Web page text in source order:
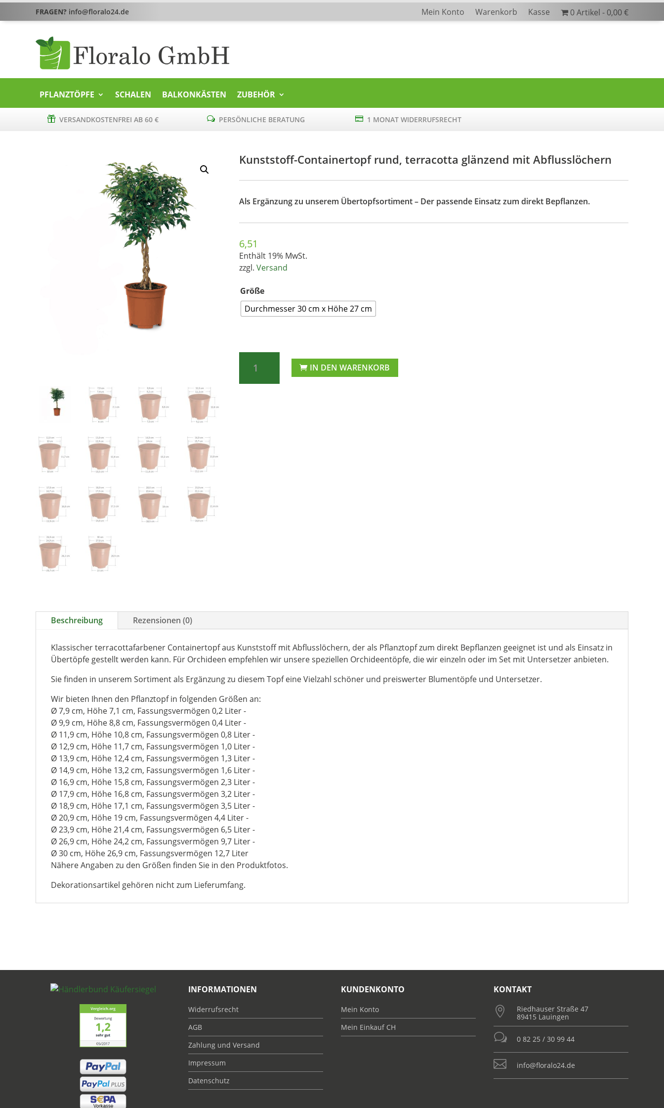
FRAGEN? info@floralo24.de Mein Konto Warenkorb Kasse 0 Artikel 0,00 €
PFLANZTÖPFE SCHALEN BALKONKÄSTEN ZUBEHÖR
 VERSANDKOSTENFREI AB 60 € w PERSÖNLICHE BERATUNG  1 MONAT WIDERRUFSRECHT
Kunststoff-Containertopf rund, terracotta glänzend mit Abflusslöchern
Als Ergänzung zu unserem Übertopfsortiment – Der passende Einsatz zum direkt Bepflanzen.
6,51
Enthält 19% MwSt.
zzgl. Versand
Größe
Durchmesser 30 cm x Höhe 27 cm
Containertopf
rund,
IN DEN WARENKORB
Beschreibung Rezensionen (0)
Klassischer terracottafarbener Containertopf aus Kunststoff mit Abflusslöchern, der als Pflanztopf zum direkt Bepflanzen geeignet ist und als Einsatz in
Übertöpfe gestellt werden kann. Für Orchideen empfehlen wir unsere speziellen Orchideentöpfe, die wir einzeln oder im Set mit Untersetzer anbieten.
Sie finden in unserem Sortiment als Ergänzung zu diesem Topf eine Vielzahl schöner und preiswerter Blumentöpfe und Untersetzer.
Wir bieten Ihnen den Pflanztopf in folgenden Größen an:
Ø 7,9 cm, Höhe 7,1 cm, Fassungsvermögen 0,2 Liter -
Ø 9,9 cm, Höhe 8,8 cm, Fassungsvermögen 0,4 Liter -
Ø 11,9 cm, Höhe 10,8 cm, Fassungsvermögen 0,8 Liter -
Ø 12,9 cm, Höhe 11,7 cm, Fassungsvermögen 1,0 Liter -
Ø 13,9 cm, Höhe 12,4 cm, Fassungsvermögen 1,3 Liter -
Ø 14,9 cm, Höhe 13,2 cm, Fassungsvermögen 1,6 Liter -
Ø 16,9 cm, Höhe 15,8 cm, Fassungsvermögen 2,3 Liter -
Ø 17,9 cm, Höhe 16,8 cm, Fassungsvermögen 3,2 Liter -
Ø 18,9 cm, Höhe 17,1 cm, Fassungsvermögen 3,5 Liter -
Ø 20,9 cm, Höhe 19 cm, Fassungsvermögen 4,4 Liter -
Ø 23,9 cm, Höhe 21,4 cm, Fassungsvermögen 6,5 Liter -
Ø 26,9 cm, Höhe 24,2 cm, Fassungsvermögen 9,7 Liter -
Ø 30 cm, Höhe 26,9 cm, Fassungsvermögen 12,7 Liter
Nähere Angaben zu den Größen finden Sie in den Produktfotos.
Dekorationsartikel gehören nicht zum Lieferumfang.
INFORMATIONEN
Widerrufsrecht
AGB
Zahlung und Versand
Impressum
Datenschutz
KUNDENKONTO
Mein Konto
Mein Einkauf CH
KONTAKT

Riedhauser Straße 47
89415 Lauingen
w 0 82 25 / 30 99 44
 info@floralo24.de